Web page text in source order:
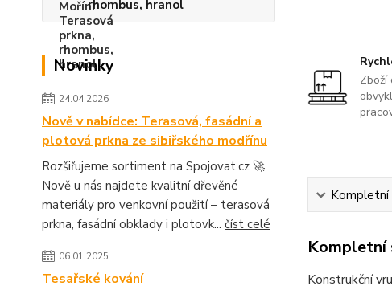
rhombus, hranol
Novinky
24.04.2026
Nově v nabídce: Terasová, fasádní a
plotová prkna ze sibiřského modřínu
Rozšiřujeme sortiment na Spojovat.cz 🚀
Nově u nás najdete kvalitní dřevěné
materiály pro venkovní použití – terasová
prkna, fasádní obklady i plotovk... číst celé
06.01.2025
Tesařské kování
Zboží
Kompletní
Kompletní
Konstrukční